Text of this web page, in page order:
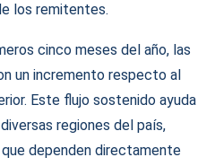
los remitentes.
cinco meses del año, las
un incremento respecto al
Este flujo sostenido ayuda
regiones del país,
dependen directamente